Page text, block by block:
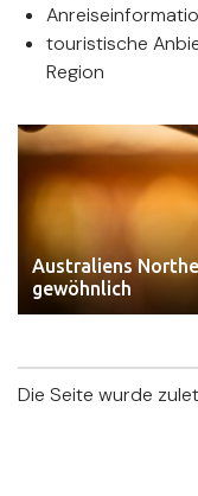
touristische
Region
Australiens
gewöhnlich
Die Seite wurde